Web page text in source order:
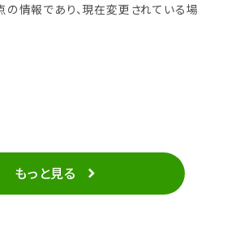
情報であり、現在変更されている場
もっと見る